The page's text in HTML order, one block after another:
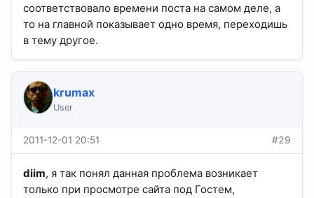
соответствовало времени поста на самом деле, а
то на главной показывает одно время, переходишь
в тему другое.
krumax
User
2011-12-01 20:51 #29
diim, я так понял данная проблема возникает
только при просмотре сайта под Гостем,